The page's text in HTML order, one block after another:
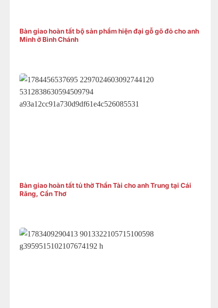
Bàn giao hoàn tất bộ sản phẩm hiện đại gỗ gõ đỏ cho anh
Minh ở Bình Chánh
Bàn giao hoàn tất tủ thờ Thần Tài cho anh Trung tại Cái
Răng, Cần Thơ